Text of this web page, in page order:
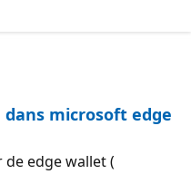
microsoft edge
edge wallet (